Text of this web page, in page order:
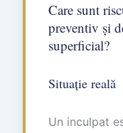
Care sunt
preventiv și
superficial?
Situație reală
Un inculpat